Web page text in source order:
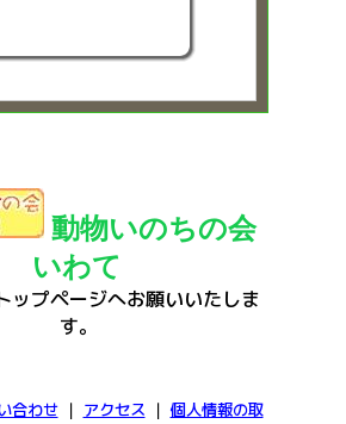
動物いのちの会
いわて
ップページへお願いいたしま
す。
合わせ｜ アクセス ｜ 個人情報の取